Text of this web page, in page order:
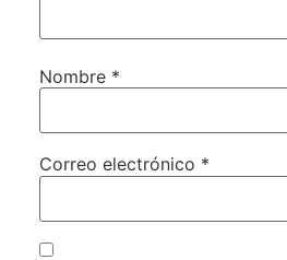
Nombre *
Correo electrónico *